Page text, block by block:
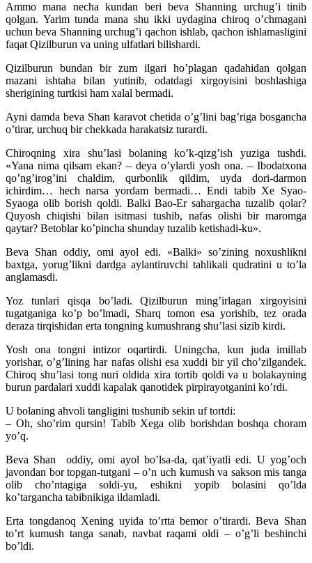
Ammo mana necha kundan beri beva Shanning urchug’i tinib
qolgan. Yarim tunda mana shu ikki uydagina chiroq o’chmagani
uchun beva Shanning urchug’i qachon ishlab, qachon ishlamasligini
faqat Qizilburun va uning ulfatlari bilishardi.
Qizilburun bundan bir zum ilgari ho’plagan qadahidan qolgan
mazani ishtaha bilan yutinib, odatdagi xirgoyisini boshlashiga
sherigining turtkisi ham xalal bermadi.
Ayni damda beva Shan karavot chetida o’g’lini bag’riga bosgancha
o’tirar, urchuq bir chekkada harakatsiz turardi.
Chiroqning xira shu’lasi bolaning ko’k-qizg’ish yuziga tushdi.
«Yana nima qilsam ekan? – deya o’ylardi yosh ona. – Ibodatxona
qo’ng’irog’ini chaldim, qurbonlik qildim, uyda dori-darmon
ichirdim… hech narsa yordam bermadi… Endi tabib Xe Syao-
Syaoga olib borish qoldi. Balki Bao-Er sahargacha tuzalib qolar?
Quyosh chiqishi bilan isitmasi tushib, nafas olishi bir maromga
qaytar? Betoblar ko’pincha shunday tuzalib ketishadi-ku».
Beva Shan oddiy, omi ayol edi. «Balki» so’zining noxushlikni
baxtga, yorug’likni dardga aylantiruvchi tahlikali qudratini u to’la
anglamasdi.
Yoz tunlari qisqa bo’ladi. Qizilburun ming’irlagan xirgoyisini
tugatganiga ko’p bo’lmadi, Sharq tomon esa yorishib, tez orada
deraza tirqishidan erta tongning kumushrang shu’lasi sizib kirdi.
Yosh ona tongni intizor oqartirdi. Uningcha, kun juda imillab
yorishar, o’g’lining har nafas olishi esa xuddi bir yil cho’zilgandek.
Chiroq shu’lasi tong nuri oldida xira tortib qoldi va u bolakayning
burun pardalari xuddi kapalak qanotidek pirpirayotganini ko’rdi.
U bolaning ahvoli tangligini tushunib sekin uf tortdi:
– Oh, sho’rim qursin! Tabib Xega olib borishdan boshqa choram
yo’q.
Beva Shan oddiy, omi ayol bo’lsa-da, qat’iyatli edi. U yog’och
javondan bor topgan-tutgani – o’n uch kumush va sakson mis tanga
olib cho’ntagiga soldi-yu, eshikni yopib bolasini qo’lda
ko’targancha tabibnikiga ildamladi.
Erta tongdanoq Xening uyida to’rtta bemor o’tirardi. Beva Shan
to’rt kumush tanga sanab, navbat raqami oldi – o’g’li beshinchi
bo’ldi.